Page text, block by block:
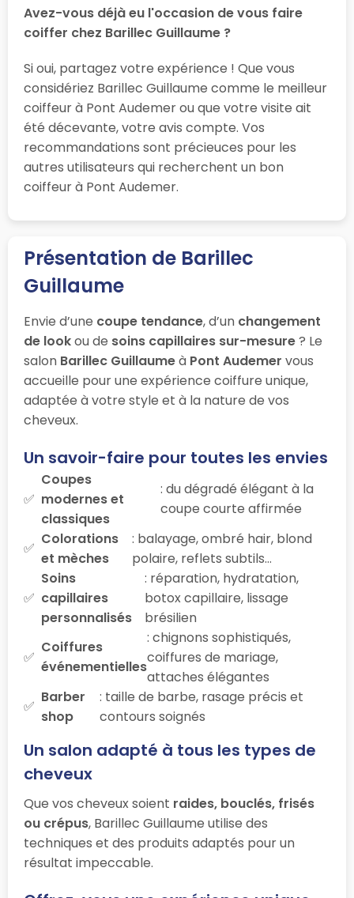
Avez-vous déjà eu l'occasion de vous faire
coiffer chez Barillec Guillaume ?
Si oui, partagez votre expérience ! Que vous
considériez Barillec Guillaume comme le meilleur
coiffeur à Pont Audemer ou que votre visite ait
été décevante, votre avis compte. Vos
recommandations sont précieuces pour les
autres utilisateurs qui recherchent un bon
coiffeur à Pont Audemer.
Présentation de Barillec
Guillaume
Envie d’une coupe tendance, d’un changement
de lookou de soins capillaires sur-mesure? Le
salon Barillec Guillaumeà Pont Audemer vous
accueille pour une expérience coiffure unique,
adaptée à votre style et à la nature de vos
cheveux.
Un savoir-faire pour toutes les envies
Coupes
modernes et
classiques
: du dégradé élégant à la
coupe courte affirmée
Colorations
et mèches
: balayage, ombré hair, blond
polaire, reflets subtils…
Soins
capillaires
personnalisés
: réparation, hydratation,
botox capillaire, lissage
brésilien
Coiffures
événementielles
: chignons sophistiqués,
coiffures de mariage,
attaches élégantes
Barber
shop
: taille de barbe, rasage précis et
contours soignés
Un salon adapté à tous les types de
cheveux
Que vos cheveux soient raides, bouclés, frisés
ou crépus, Barillec Guillaume utilise des
techniques et des produits adaptés pour un
résultat impeccable.